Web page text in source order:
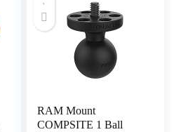
RAM Mount
COMPSITE 1 Ball